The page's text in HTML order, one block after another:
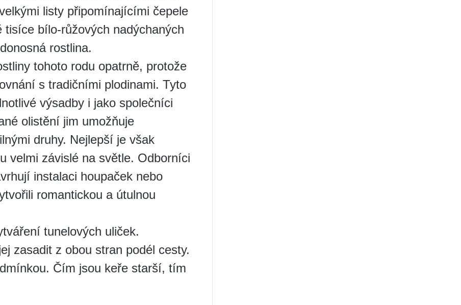
listy připomínajícími čepele
bílo-růžových nadýchaných
rostlina.
tohoto rodu opatrně, protože
s tradičními plodinami. Tyto
výsadby i jako společníci
olistění jim umožňuje
druhy. Nejlepší je však
velmi závislé na světle. Odborníci
instalaci houpaček nebo
romantickou a útulnou
tunelových uliček.
zasadit z obou stran podél cesty.
Čím jsou keře starší, tím